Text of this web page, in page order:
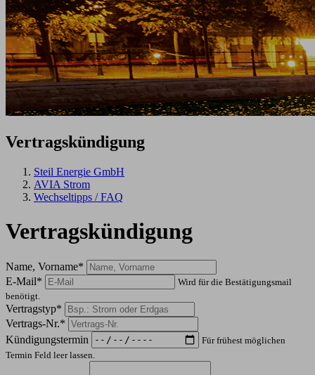
Vertragskündigung
Steil Energie GmbH
AVIA Strom
Wechseltipps / FAQ
Vertragskündigung
Name, Vorname*
E-Mail*
Wird für die Bestätigungsmail
benötigt.
Vertragstyp*
Vertrags-Nr.*
Kündigungstermin
Für frühest möglichen
Termin Feld leer lassen.